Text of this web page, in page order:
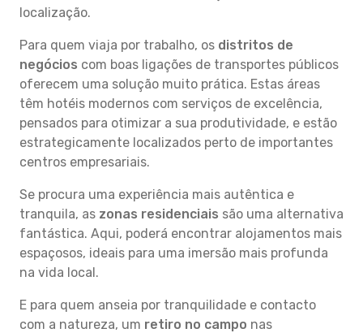
localização.
Para quem viaja por trabalho, os distritos de
negócios com boas ligações de transportes públicos
oferecem uma solução muito prática. Estas áreas
têm hotéis modernos com serviços de excelência,
pensados para otimizar a sua produtividade, e estão
estrategicamente localizados perto de importantes
centros empresariais.
Se procura uma experiência mais autêntica e
tranquila, as zonas residenciais são uma alternativa
fantástica. Aqui, poderá encontrar alojamentos mais
espaçosos, ideais para uma imersão mais profunda
na vida local.
E para quem anseia por tranquilidade e contacto
com a natureza, um retiro no campo nas